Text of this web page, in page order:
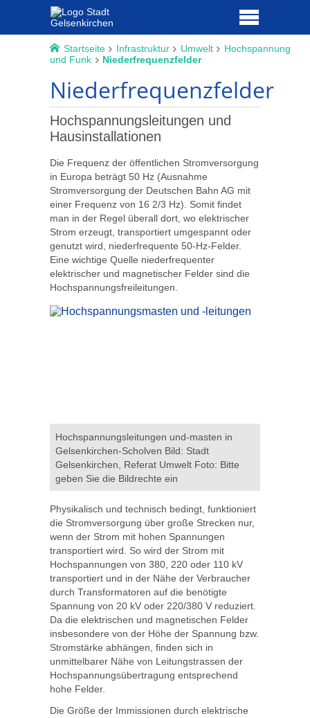
Startseite Infrastruktur Umwelt
Hochspannung
und Funk
Niederfrequenzfelder
Niederfrequenzfelder
Hochspannungsleitungen und
Hausinstallationen
Die Frequenz der öffentlichen Stromversorgung
in Europa beträgt 50 Hz (Ausnahme
Stromversorgung der Deutschen Bahn AG mit
einer Frequenz von 16 2/3 Hz). Somit findet
man in der Regel überall dort, wo elektrischer
Strom erzeugt, transportiert umgespannt oder
genutzt wird, niederfrequente 50-Hz-Felder.
Eine wichtige Quelle niederfrequenter
elektrischer und magnetischer Felder sind die
Hochspannungsfreileitungen.
Hochspannungsleitungen und-masten in
Gelsenkirchen-Scholven Bild: Stadt
Gelsenkirchen, Referat Umwelt Foto: Bitte
geben Sie die Bildrechte ein
Physikalisch und technisch bedingt, funktioniert
die Stromversorgung über große Strecken nur,
wenn der Strom mit hohen Spannungen
transportiert wird. So wird der Strom mit
Hochspannungen von 380, 220 oder 110 kV
transportiert und in der Nähe der Verbraucher
durch Transformatoren auf die benötigte
Spannung von 20 kV oder 220/380 V reduziert.
Da die elektrischen und magnetischen Felder
insbesondere von der Höhe der Spannung bzw.
Stromstärke abhängen, finden sich in
unmittelbarer Nähe von Leitungstrassen der
Hochspannungsübertragung entsprechend
hohe Felder.
Die Größe der Immissionen durch elektrische